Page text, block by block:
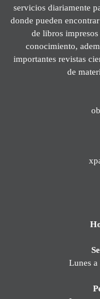
servicios diariamente
donde pueden
de libros
conocimiento,
importantes revistas
de
Lunes